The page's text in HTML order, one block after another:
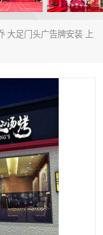
大足门头广告牌安装 上
喷绘类